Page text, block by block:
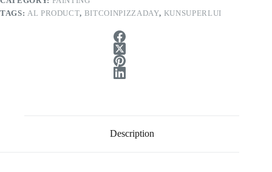
TAGS: AL PRODUCT, BITCOINPIZZADAY, KUNSUPERLUI
Description